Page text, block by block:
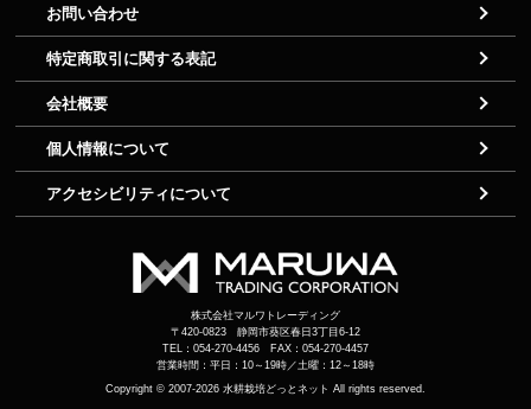
お問い合わせ
特定商取引に関する表記
会社概要
個人情報について
アクセシビリティについて
株式会社マルワトレーディング
〒420-0823 静岡市葵区春日3丁目6-12
TEL：054-270-4456 FAX：054-270-4457
営業時間：平日：10～19時／土曜：12～18時
Copyright © 2007-2026 水耕栽培どっとネット All rights reserved.